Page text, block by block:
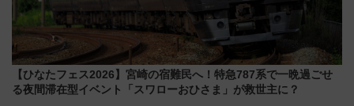
【ひなたフェス2026】宮崎の宿難民へ！特急787系で一晩過ごせ
る夜間滞在型イベント「スワローおひさま」が救世主に？